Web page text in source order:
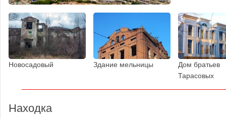
Новосадовый Здание мельницы
Дом братьев
Тарасовых
Находка